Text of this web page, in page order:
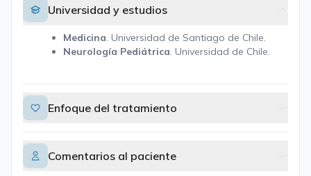
Universidad y estudios
Medicina. Universidad de Santiago de Chile.
Neurología Pediátrica. Universidad de Chile.
Enfoque del tratamiento
Comentarios al paciente